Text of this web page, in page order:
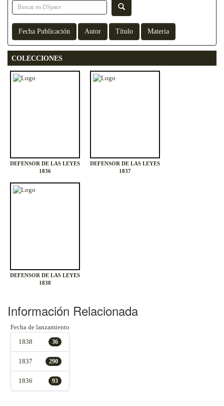
COLECCIONES
DEFENSOR DE LAS LEYES
1836
DEFENSOR DE LAS LEYES
1837
DEFENSOR DE LAS LEYES
1838
Información Relacionada
Fecha de lanzamiento
36
1838
290
1837
93
1836